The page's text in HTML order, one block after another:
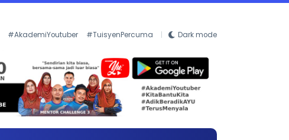
#AkademiYoutuber #TuisyenPercuma Dark mode